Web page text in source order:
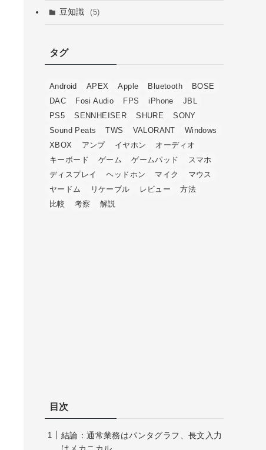
豆知識 (5)
タグ
Android APEX Apple Bluetooth
BOSE
DAC
Fosi Audio FPS iPhone
JBL
PS5
SENNHEISER SHURE
SONY
Sound Peats
TWS VALORANT
Windows
XBOX
アンプ イヤホン
オーディオ
キーボード
ゲーム ゲームパッド
スマホ
ディスプレイ
ヘッドホン マイク
マウス
ヤードム
リケーブル レビュー
方法
比較
考察 解説
目次
結論：通常業務はパンタグラフ、長文入力
はメカニカル